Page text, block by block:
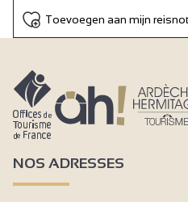
Verhuur tenten
Brooddepot
Babymateriaal
Babybed
Babybadje
Kinderstoel
Toevoegen aan mijn
NOS ADRESSES